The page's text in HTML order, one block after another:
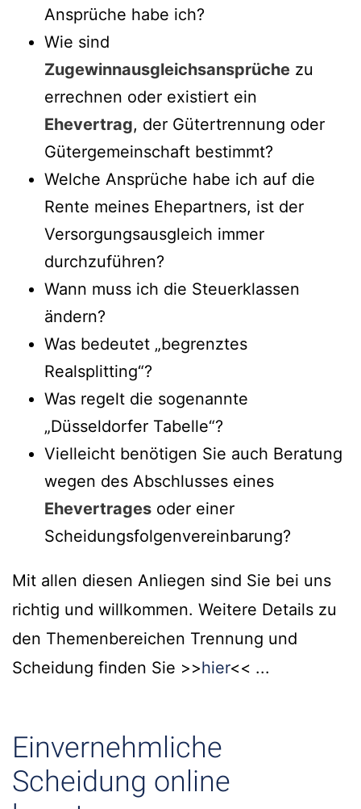
Ansprüche habe ich?
Wie sind
Zugewinnausgleichsansprüche zu
errechnen oder existiert ein
Ehevertrag, der Gütertrennung oder
Gütergemeinschaft bestimmt?
Welche Ansprüche habe ich auf die
Rente meines Ehepartners, ist der
Versorgungsausgleich immer
durchzuführen?
Wann muss ich die Steuerklassen
ändern?
Was bedeutet „begrenztes
Realsplitting“?
Was regelt die sogenannte
„Düsseldorfer Tabelle“?
Vielleicht benötigen Sie auch Beratung
wegen des Abschlusses eines
Ehevertrages oder einer
Scheidungsfolgenvereinbarung?
Mit allen diesen Anliegen sind Sie bei uns
richtig und willkommen. Weitere Details zu
den Themenbereichen Trennung und
Scheidung finden Sie >>hier<< ...
Einvernehmliche
Scheidung online